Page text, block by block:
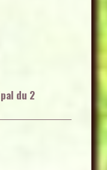
du 2